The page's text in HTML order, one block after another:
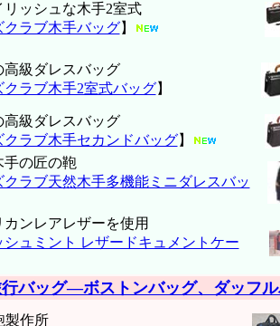
リッシュな木手2室式
クラブ木手バッグ】
高級ダレスバッグ
クラブ木手2室式バッグ】
高級ダレスバッグ
クラブ木手セカンドバッグ】
手の匠の鞄
クラブ天然木手多機能ミニダレスバッ
カンレアレザーを使用
シュミント レザードキュメントケー
バッグ―ボストンバッグ、ダッフ
製作所